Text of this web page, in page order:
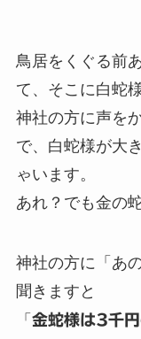
鳥居をくぐる前
て、そこに白蛇
神社の方に声を
で、白蛇様が大
ゃいます。
あれ？でも金の
神社の方に「あ
聞きますと
「 金蛇様は3千